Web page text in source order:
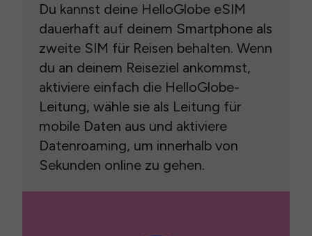
Du kannst deine HelloGlobe eSIM
dauerhaft auf deinem Smartphone als
zweite SIM für Reisen behalten. Wenn
du an deinem Reiseziel ankommst,
aktiviere einfach die HelloGlobe-
Leitung, wähle sie als Leitung für
mobile Daten aus und aktiviere
Datenroaming, um innerhalb von
Sekunden online zu gehen.